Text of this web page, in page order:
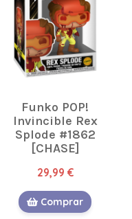
Funko POP!
Invincible Rex
Splode #1862
[CHASE]
29,99 €
Comprar